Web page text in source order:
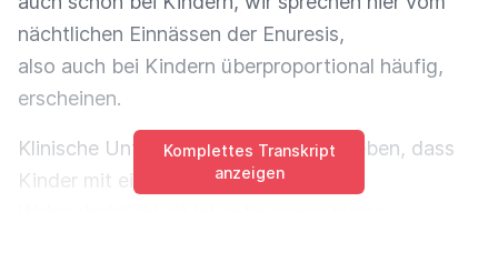
Komplettes Transkript
anzeigen
nächtlichen Einnässen der Enuresis,
also auch bei Kindern überproportional häufig,
erscheinen.
Klinische Untersuchungen haben ergeben, dass
Kinder mit einer 43%ig höheren